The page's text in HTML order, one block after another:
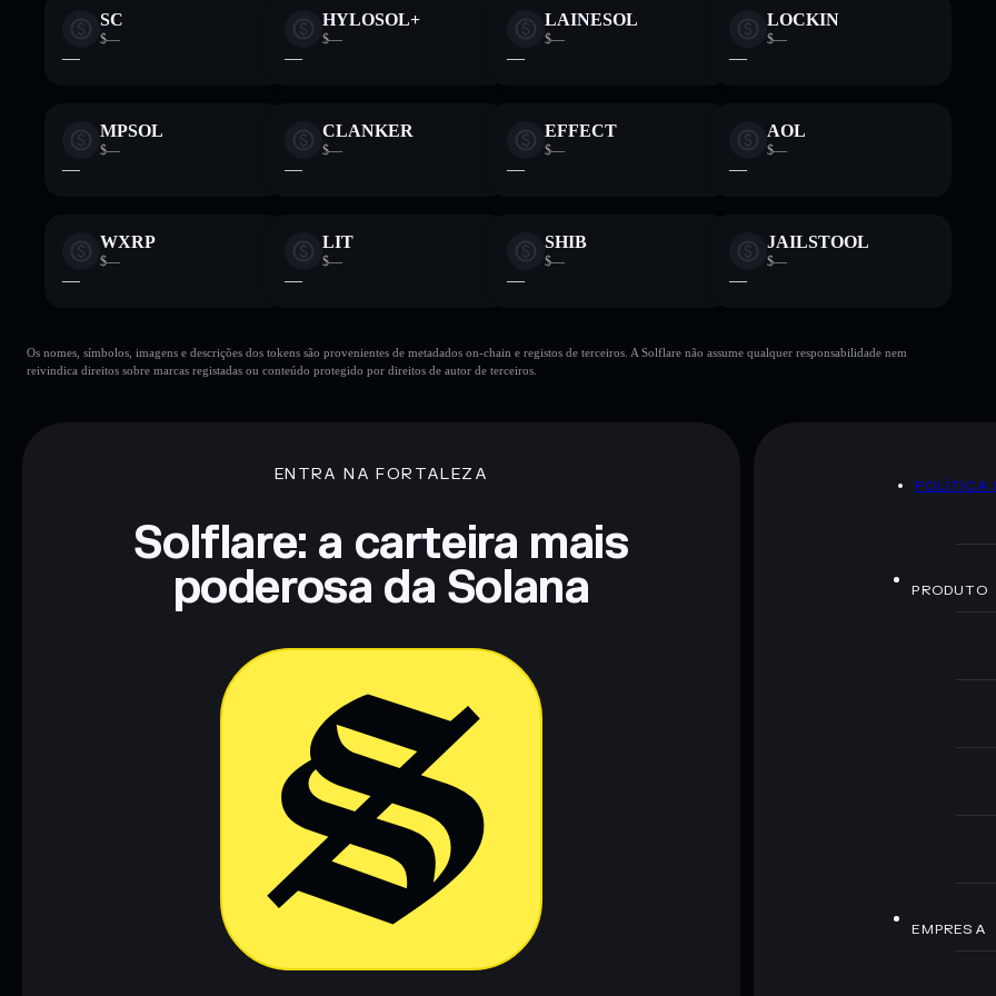
SC
$—
—
HYLOSOL+
$—
—
LAINESOL
$—
—
LOCKIN
$—
—
MPSOL
$—
—
CLANKER
$—
—
EFFECT
$—
—
AOL
$—
—
WXRP
$—
—
LIT
$—
—
SHIB
$—
—
JAILSTOOL
$—
—
Os nomes, símbolos, imagens e descrições dos tokens são provenientes de metadados on-chain e registos de terceiros. A Solflare não assume qualquer responsabilidade nem
reivindica direitos sobre marcas registadas ou conteúdo protegido por direitos de autor de terceiros.
ENTRA NA FORTALEZA
Solflare: a carteira mais
poderosa da Solana
POLÍTICA
PRODUTO
EMPRESA